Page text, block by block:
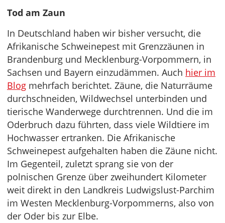
Tod am Zaun
In Deutschland haben wir bisher versucht, die
Afrikanische Schweinepest mit Grenzzäunen in
Brandenburg und Mecklenburg-Vorpommern, in
Sachsen und Bayern einzudämmen. Auch hier im
Blog mehrfach berichtet. Zäune, die Naturräume
durchschneiden, Wildwechsel unterbinden und
tierische Wanderwege durchtrennen. Und die im
Oderbruch dazu führten, dass viele Wildtiere im
Hochwasser ertranken. Die Afrikanische
Schweinepest aufgehalten haben die Zäune nicht.
Im Gegenteil, zuletzt sprang sie von der
polnischen Grenze über zweihundert Kilometer
weit direkt in den Landkreis Ludwigslust-Parchim
im Westen Mecklenburg-Vorpommerns, also von
der Oder bis zur Elbe.